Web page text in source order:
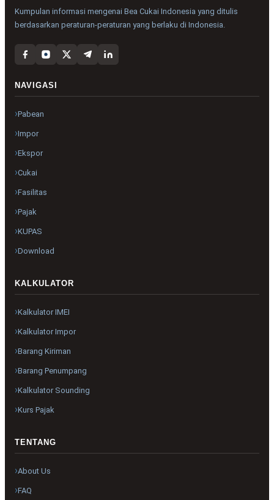
Kumpulan informasi mengenai Bea Cukai Indonesia yang ditulis
berdasarkan peraturan-peraturan yang berlaku di Indonesia.
NAVIGASI
Pabean
Impor
Ekspor
Cukai
Fasilitas
Pajak
KUPAS
Download
KALKULATOR
Kalkulator IMEI
Kalkulator Impor
Barang Kiriman
Barang Penumpang
Kalkulator Sounding
Kurs Pajak
TENTANG
About Us
FAQ